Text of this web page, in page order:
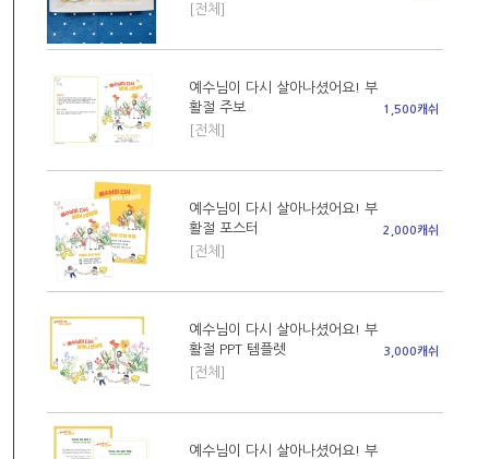
[전체]
예수님이 다시 살아나셨어요! 부
활절 주보
[전체]
1,500캐쉬
예수님이 다시 살아나셨어요! 부
활절 포스터
[전체]
2,000캐쉬
예수님이 다시 살아나셨어요! 부
활절 PPT 템플렛
[전체]
3,000캐쉬
예수님이 다시 살아나셨어요! 부